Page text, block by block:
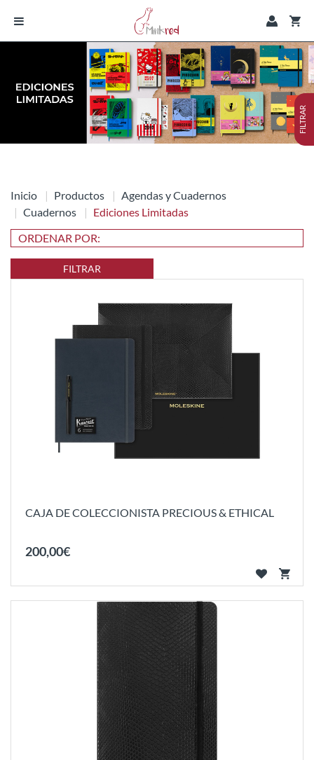
Inicio Productos
Agendas y Cuadernos
Cuadernos
Ediciones Limitadas
FILTRAR
FILTRAR
CAJA DE COLECCIONISTA PRECIOUS & ETHICAL
200,00€